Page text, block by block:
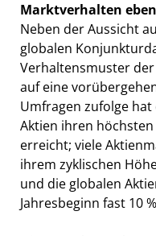
Marktverhalten
Neben der Aussicht
globalen
Verhaltensmuster
auf eine
Umfragen zufolge
Aktien ihren höchsten
erreicht; viele
ihrem zyklischen
und die globalen
Jahresbeginn fast 10